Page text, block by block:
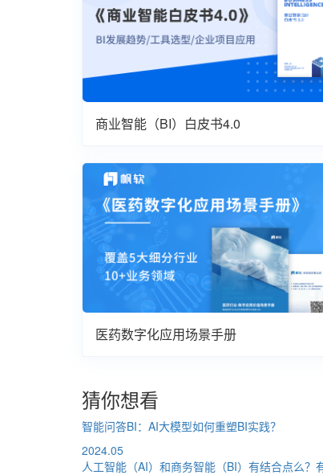
商业智能（BI）白皮书4.0
医药数字化应用场景手册
猜你想看
智能问答BI：AI大模型如何重塑BI实践？
2024.05
人工智能（AI）和商务智能（BI）有结合点么？